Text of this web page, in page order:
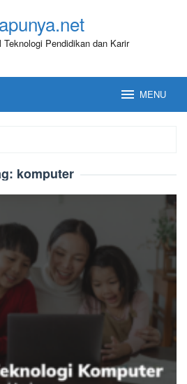
Pendidikan dan Karir
MENU
komputer